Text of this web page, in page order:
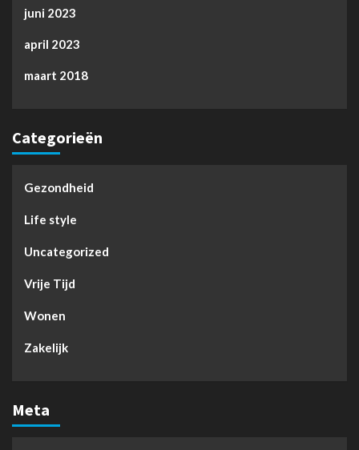
juni 2023
april 2023
maart 2018
Categorieën
Gezondheid
Life style
Uncategorized
Vrije Tijd
Wonen
Zakelijk
Meta